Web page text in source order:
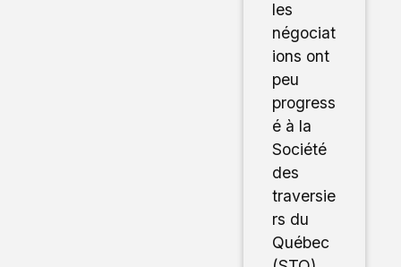
les
négociat
ions ont
peu
progress
é à la
Société
des
traversie
rs du
Québec